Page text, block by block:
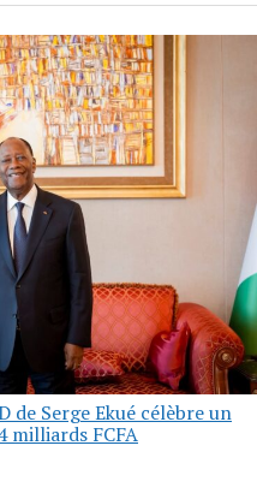
de Serge Ekué célèbre un
milliards FCFA